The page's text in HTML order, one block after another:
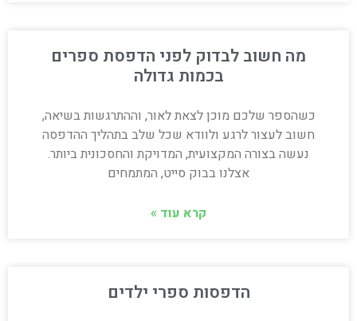
מה חשוב לבדוק לפני הדפסת ספרים
בכמות גדולה
כשהספר שלכם מוכן לצאת לאור, וההתרגשות בשיאה,
חשוב לעצור לרגע ולוודא שכל שלב בתהליך ההדפסה
נעשה בצורה המקצועית, המדויקת והחסכונית ביותר.
אצלנו בבוק סייט, המתמחים
קרא עוד »
הדפסות ספרי ילדים